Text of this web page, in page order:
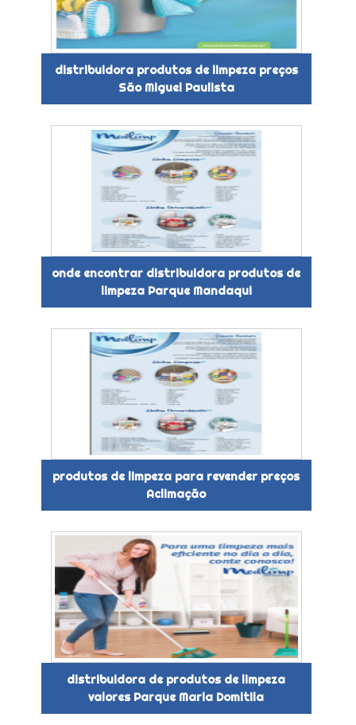
distribuidora produtos de limpeza preços
São Miguel Paulista
onde encontrar distribuidora produtos de
limpeza Parque Mandaqui
produtos de limpeza para revender preços
Aclimação
distribuidora de produtos de limpeza
valores Parque Maria Domitila